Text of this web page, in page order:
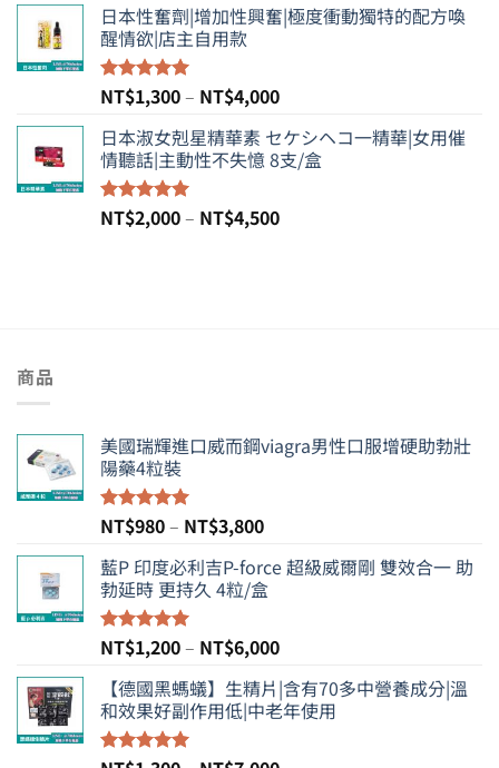
範
到
日本性奮劑|增加性興奮|極度衝動獨特的配方喚
醒情欲|店主自用款
評分 5.00
滿分 5
NT$1,300– NT$4,000價
範
圍：
到
日本淑女剋星精華素 セケシヘコ一精華|女用催
情聽話|主動性不失憶 8支/盒
評分 5.00
滿分 5
NT$2,000– NT$4,500價
商品
美國瑞輝進口威而鋼viagra男性口服增硬助勃壯
陽藥4粒裝
評分5.00
滿分 5
NT$980– NT$3,800價
範
圍：
到
NT$3,800
藍P 印度必利吉P-force 超級威爾剛 雙效合一 助
勃延時 更持久 4粒/盒
評分 5.00
滿分 5
NT$1,200– NT$6,000價
範
圍：
【德國黑螞蟻】生精片|含有70多中營養成分|溫
和效果好副作用低|中老年使用